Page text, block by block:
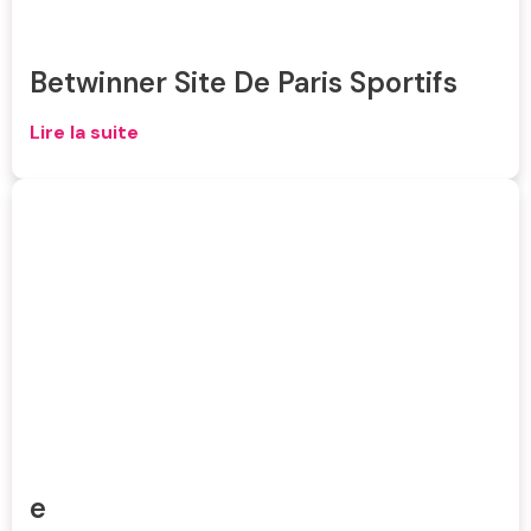
Betwinner Site De Paris Sportifs
Lire la suite
e